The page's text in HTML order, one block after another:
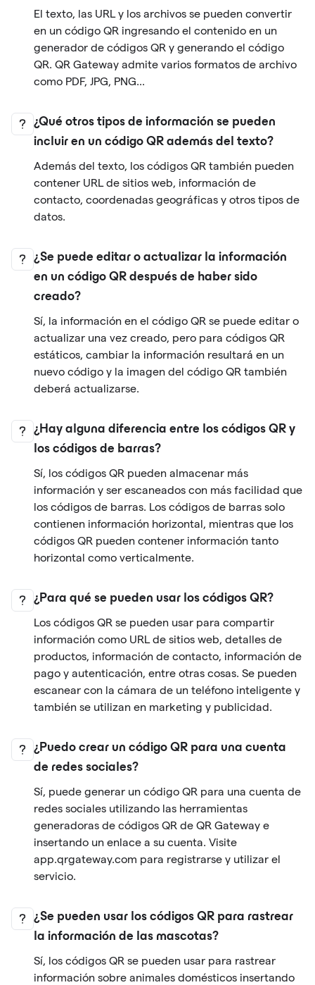
El texto, las URL y los archivos se pueden convertir
en un código QR ingresando el contenido en un
generador de códigos QR y generando el código
QR. QR Gateway admite varios formatos de archivo
como PDF, JPG, PNG...
¿Qué otros tipos de información se pueden
incluir en un código QR además del texto?
Además del texto, los códigos QR también pueden
contener URL de sitios web, información de
contacto, coordenadas geográficas y otros tipos de
datos.
¿Se puede editar o actualizar la información
en un código QR después de haber sido
creado?
Sí, la información en el código QR se puede editar o
actualizar una vez creado, pero para códigos QR
estáticos, cambiar la información resultará en un
nuevo código y la imagen del código QR también
deberá actualizarse.
¿Hay alguna diferencia entre los códigos QR y
los códigos de barras?
Sí, los códigos QR pueden almacenar más
información y ser escaneados con más facilidad que
los códigos de barras. Los códigos de barras solo
contienen información horizontal, mientras que los
códigos QR pueden contener información tanto
horizontal como verticalmente.
¿Para qué se pueden usar los códigos QR?
Los códigos QR se pueden usar para compartir
información como URL de sitios web, detalles de
productos, información de contacto, información de
pago y autenticación, entre otras cosas. Se pueden
escanear con la cámara de un teléfono inteligente y
también se utilizan en marketing y publicidad.
¿Puedo crear un código QR para una cuenta
de redes sociales?
Sí, puede generar un código QR para una cuenta de
redes sociales utilizando las herramientas
generadoras de códigos QR de QR Gateway e
insertando un enlace a su cuenta. Visite
app.qrgateway.com para registrarse y utilizar el
servicio.
¿Se pueden usar los códigos QR para rastrear
la información de las mascotas?
Sí, los códigos QR se pueden usar para rastrear
información sobre animales domésticos insertando